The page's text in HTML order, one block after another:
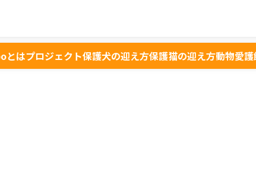
とはプロジェクト保護犬の迎え方保護猫の迎え方動物愛護